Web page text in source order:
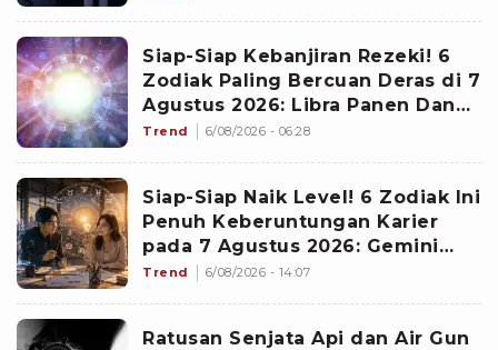
Siap-Siap Kebanjiran Rezeki! 6
Zodiak Paling Bercuan Deras di 7
Agustus 2026: Libra Panen Dana
Ekstra
Trend 6/08/2026 - 06:28
Siap-Siap Naik Level! 6 Zodiak Ini
Penuh Keberuntungan Karier
pada 7 Agustus 2026: Gemini
Punya Senjata Utama
Trend 6/08/2026 - 14:07
Ratusan Senjata Api dan Air Gun